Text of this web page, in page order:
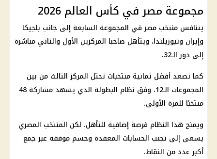
مجموعة مصر في كأس العالم 2026
يتنافس منتخب مصرفي المجموعة السابعة إلى جانب بلجيكا
وإيران ونيوزيلندا، ويتأهل صاحبا المركزين الأول والثاني مباشرة
إلى دور الـ32.
كما تصعد أفضل ثمانية منتخبات تحتل المركز الثالث من بين
المجموعات الـ12، وفق نظام البطولة الذي يشهد مشاركة 48
منتخبًا للمرة الأولى.
ويمنح هذا النظام فرصة إضافية للتأهل، لكن المنتخب المصري
يسعى إلى تجنب الحسابات المعقدة وحسم موقفه عبر جمع
أكبر عدد من النقاط.